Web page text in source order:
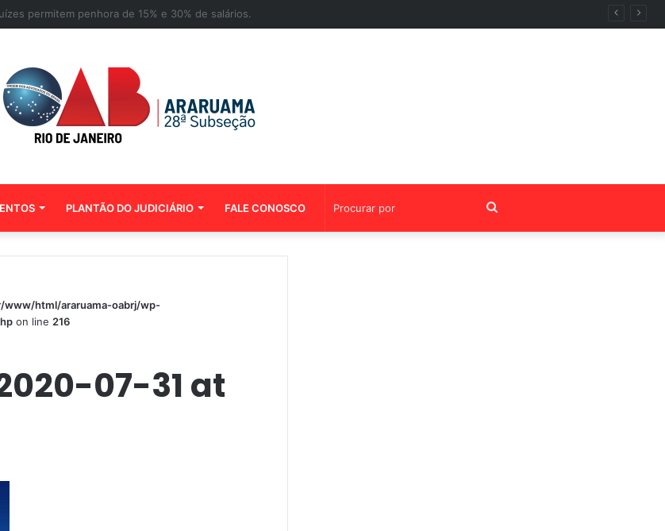
no sorteio das 500 bolsas de pós-graduação da Mentoria da OABRJ
PLANTÃO DO JUDICIÁRIO FALE CONOSCO Procurar
www/html/araruama-oabrj/wp-
on line 216
07-31 at